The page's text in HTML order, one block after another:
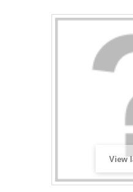
View